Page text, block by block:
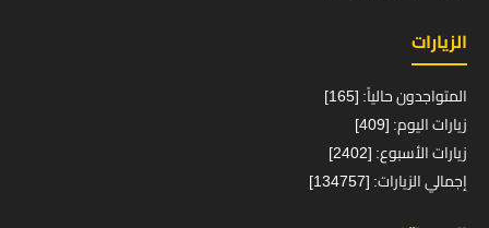
الزيارات
المتواجدون حالياً: [165]
زيارات اليوم: [409]
زيارات الأسبوع: [2402]
إجمالي الزيارات: [134757]